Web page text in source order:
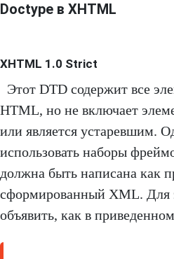
Doctype в XHTML
XHTML 1.0 Strict
Этот DTD содержит все
HTML, но не включает
или является устаревшим.
использовать наборы
должна быть написана как
сформированный XML.
объявить, как в